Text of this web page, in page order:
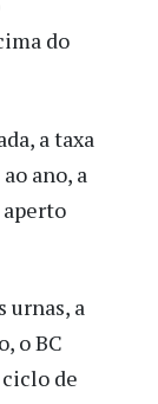
do
a taxa
ano, a
aperto
urnas, a
o BC
de